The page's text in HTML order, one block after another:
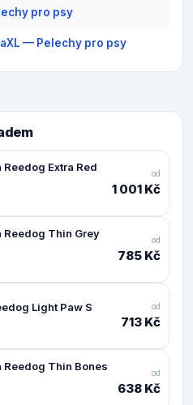
pro psy
— Pelechy pro psy
Extra Red
od
1 001 Kč
Reedog Thin Grey
od
785 Kč
Light Paw S od
713 Kč
Reedog Thin Bones
od
638 Kč